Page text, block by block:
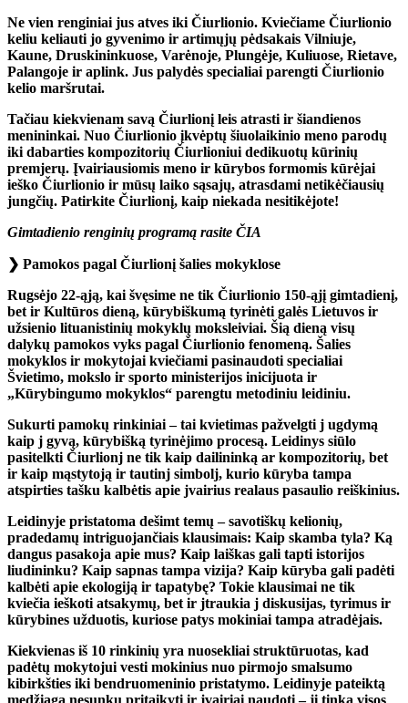
Ne vien renginiai jus atves iki Čiurlionio. Kviečiame Čiurlionio
keliu keliauti jo gyvenimo ir artimųjų pėdsakais Vilniuje,
Kaune, Druskininkuose, Varėnoje, Plungėje, Kuliuose, Rietave,
Palangoje ir aplink. Jus palydės specialiai parengti Čiurlionio
kelio maršrutai.
Tačiau kiekvienam savą Čiurlionį leis atrasti ir šiandienos
menininkai. Nuo Čiurlionio įkvėptų šiuolaikinio meno parodų
iki dabarties kompozitorių Čiurlioniui dedikuotų kūrinių
premjerų. Įvairiausiomis meno ir kūrybos formomis kūrėjai
ieško Čiurlionio ir mūsų laiko sąsajų, atrasdami netikėčiausių
jungčių. Patirkite Čiurlionį, kaip niekada nesitikėjote!
Gimtadienio renginių programą rasite ČIA
❯ Pamokos pagal Čiurlionį šalies mokyklose
Rugsėjo 22-ąją, kai švęsime ne tik Čiurlionio 150-ąjį gimtadienį,
bet ir Kultūros dieną, kūrybiškumą tyrinėti galės Lietuvos ir
užsienio lituanistinių mokyklų moksleiviai. Šią dieną visų
dalykų pamokos vyks pagal Čiurlionio fenomeną. Šalies
mokyklos ir mokytojai kviečiami pasinaudoti specialiai
Švietimo, mokslo ir sporto ministerijos inicijuota ir
„Kūrybingumo mokyklos“ parengtu metodiniu leidiniu.
Sukurti pamokų rinkiniai – tai kvietimas pažvelgti j ugdymą
kaip j gyvą, kūrybišką tyrinėjimo procesą. Leidinys siūlo
pasitelkti Čiurlionj ne tik kaip dailininką ar kompozitorių, bet
ir kaip mąstytoją ir tautinj simbolj, kurio kūryba tampa
atspirties tašku kalbėtis apie jvairius realaus pasaulio reiškinius.
Leidinyje pristatoma dešimt temų – savotiškų kelionių,
pradedamų intriguojančiais klausimais: Kaip skamba tyla? Ką
dangus pasakoja apie mus? Kaip laiškas gali tapti istorijos
liudininku? Kaip sapnas tampa vizija? Kaip kūryba gali padėti
kalbėti apie ekologiją ir tapatybę? Tokie klausimai ne tik
kviečia ieškoti atsakymų, bet ir jtraukia j diskusijas, tyrimus ir
kūrybines užduotis, kuriose patys mokiniai tampa atradėjais.
Kiekvienas iš 10 rinkinių yra nuosekliai struktūruotas, kad
padėtų mokytojui vesti mokinius nuo pirmojo smalsumo
kibirkšties iki bendruomeninio pristatymo. Leidinyje pateiktą
medžiagą nesunku pritaikyti ir jvairiai naudoti – ji tinka visos